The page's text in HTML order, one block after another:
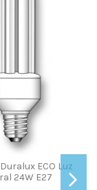
de stock
conector F, 2
dB Interior